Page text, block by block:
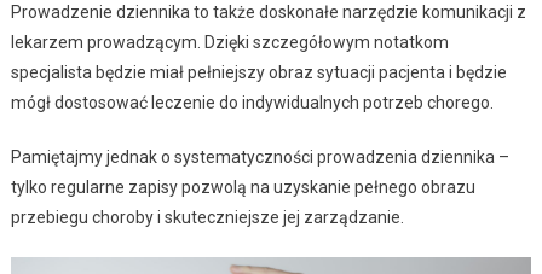
Prowadzenie dziennika to także doskonałe narzędzie komunikacji z
lekarzem prowadzącym. Dzięki szczegółowym notatkom
specjalista będzie miał pełniejszy obraz sytuacji pacjenta i będzie
mógł dostosować leczenie do indywidualnych potrzeb chorego.
Pamiętajmy jednak o systematyczności prowadzenia dziennika –
tylko regularne zapisy pozwolą na uzyskanie pełnego obrazu
przebiegu choroby i skuteczniejsze jej zarządzanie.